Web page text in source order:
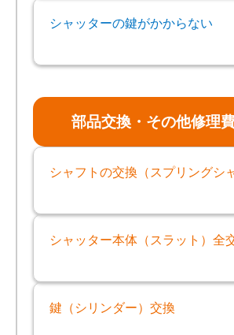
シャッターの鍵がかからない
部品交換・その他修理
シャフトの交換（スプリングシ
シャッター本体（スラット）全
鍵（シリンダー）交換